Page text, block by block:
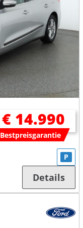
€ 14.990
Bestpreisgarantie
P
Details